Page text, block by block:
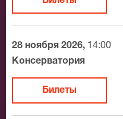
28 ноября 2026, 14:00
Консерватория
Билеты